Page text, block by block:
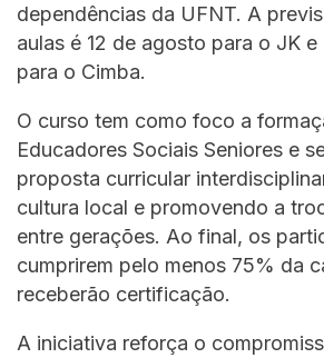
dependências da UFNT. A
aulas é 12 de agosto para o JK e
para o Cimba.
O curso tem como foco a
Educadores Sociais Seniores e
proposta curricular
cultura local e promovendo a
entre gerações. Ao final, os
cumprirem pelo menos 75% da
receberão certificação.
A iniciativa reforça o